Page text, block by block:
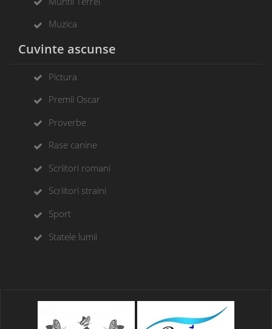
Muzica
Cuvinte ascunse
Pictura
Premii Oscar
Proverbe
Rase canine
Scriitori romani
Scriitori straini
Sport
Statele lumii